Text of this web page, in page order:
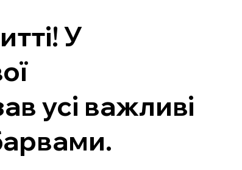
У
усі важливі